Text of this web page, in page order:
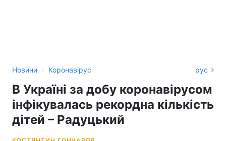
Новини › Коронавірус рус
В Україні за добу коронавірусом
інфікувалась рекордна кількість
дітей – Радуцький